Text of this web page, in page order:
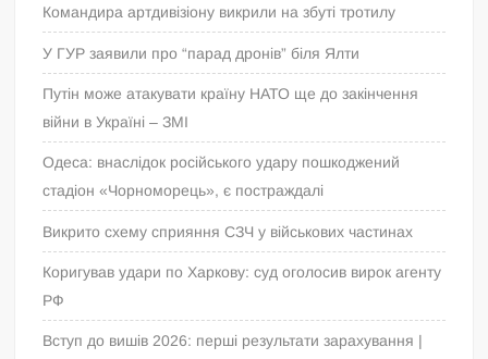
Командира артдивізіону викрили на збуті тротилу
У ГУР заявили про “парад дронів” біля Ялти
Путін може атакувати країну НАТО ще до закінчення
війни в Україні – ЗМІ
Одеса: внаслідок російського удару пошкоджений
стадіон «Чорноморець», є постраждалі
Викрито схему сприяння СЗЧ у військових частинах
Коригував удари по Харкову: суд оголосив вирок агенту
РФ
Вступ до вишів 2026: перші результати зарахування |